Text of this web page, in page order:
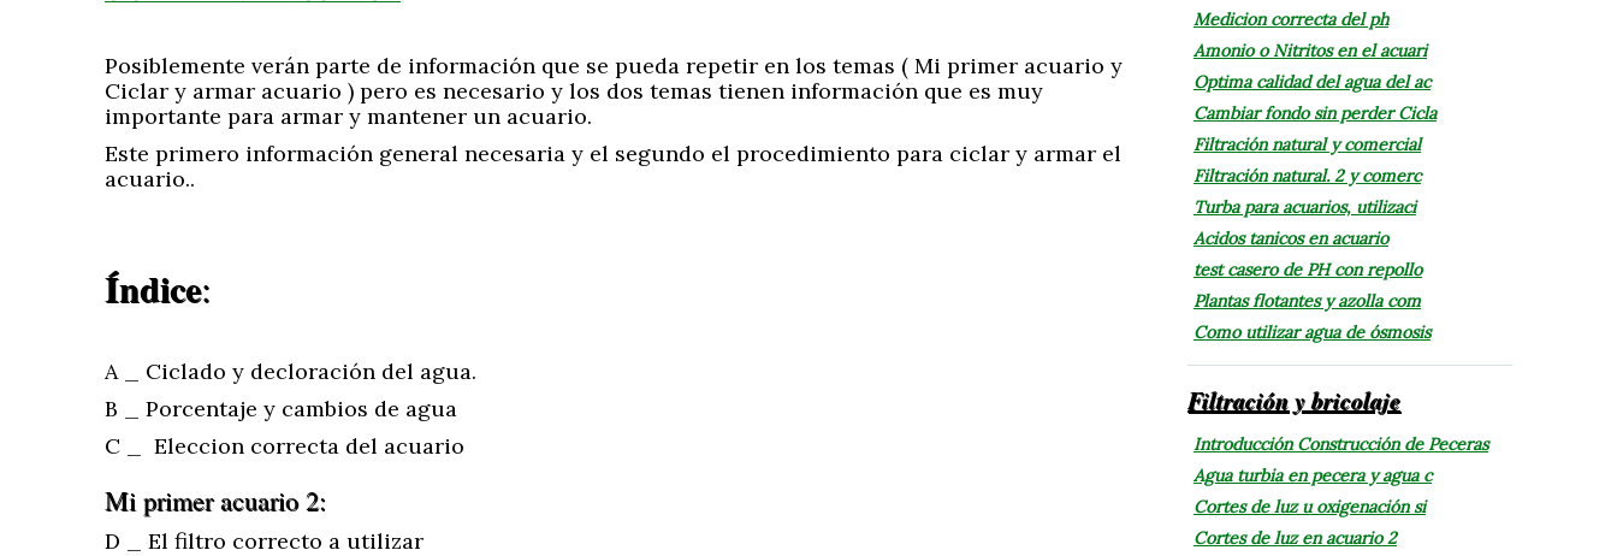
Posiblemente verán parte de información que se pueda repetir en los temas ( Mi primer acuario y
Ciclar y armar acuario ) pero es necesario y los dos temas tienen información que es muy
importante para armar y mantener un acuario.
Este primero información general necesaria y el segundo el procedimiento para ciclar y armar el
acuario..
Índice:
A _ Ciclado y decloración del agua.
B _ Porcentaje y cambios de agua
C _ Eleccion correcta del acuario
Mi primer acuario 2:
D _ El filtro correcto a utilizar
Medicion correcta del ph
Amonio o Nitritos en el acuari
Optima calidad del agua del ac
Cambiar fondo sin perder Cicla
Filtración natural y comercial
Filtración natural. 2 y comerc
Turba para acuarios, utilizaci
Acidos tanicos en acuario
test casero de PH con repollo
Plantas flotantes y azolla com
Como utilizar agua de ósmosis
Filtración y bricolaje
Introducción Construcción de Peceras
Agua turbia en pecera y agua c
Cortes de luz u oxigenación si
Cortes de luz en acuario 2